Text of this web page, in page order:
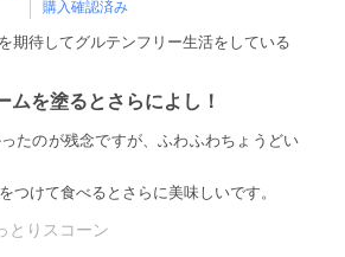
購入確認済み
期待してグルテンフリー生活をしている
ムを塗るとさらによし！
たのが残念ですが、ふわふわちょうどい
つけて食べるとさらに美味しいです。
とりスコーン